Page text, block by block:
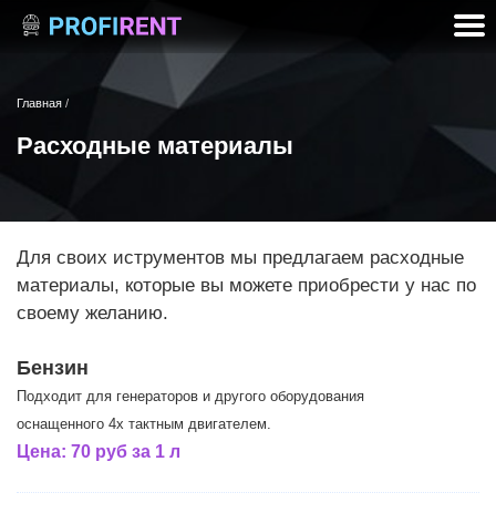
Главная /
Расходные материалы
Для своих иструментов мы предлагаем расходные
материалы, которые вы можете приобрести у нас по
своему желанию.
Бензин
Подходит для генераторов и другого оборудования
оснащенного 4х тактным двигателем.
Цена: 70 руб за 1 л